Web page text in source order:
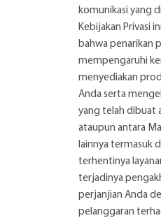
komunikasi yang
Kebijakan Privasi
bahwa penarikan
mempengaruhi
menyediakan
Anda serta
yang telah dibuat
ataupun antara
lainnya termasuk
terhentinya
terjadinya
perjanjian Anda
pelanggaran